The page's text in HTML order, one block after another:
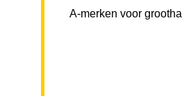
A-merken voor